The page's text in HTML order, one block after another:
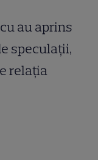
au aprins
speculații,
relația